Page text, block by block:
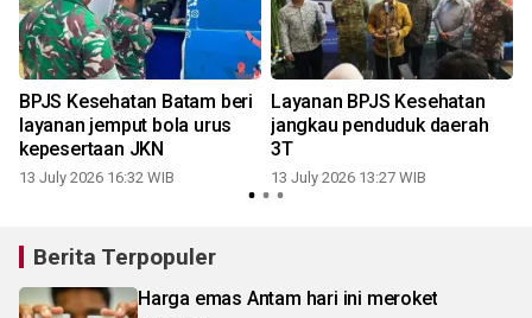
BPJS Kesehatan Batam beri
layanan jemput bola urus
kepesertaan JKN
13 July 2026 16:32 WIB
Layanan BPJS Kesehatan
jangkau penduduk daerah
3T
13 July 2026 13:27 WIB
Berita Terpopuler
Harga emas Antam hari ini meroket